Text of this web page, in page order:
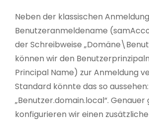
Neben der klassischen
Benutzeranmeldename
der Schreibweise
können wir den
Principal Name) zur Anmeldung
Standard könnte das so aussehen:
„Benutzer.domain.local“. Genauer
konfigurieren wir einen